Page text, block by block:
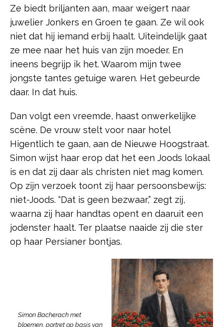
Ze biedt briljanten aan, maar weigert naar
juwelier Jonkers en Groen te gaan. Ze wil ook
niet dat hij iemand erbij haalt. Uiteindelijk gaat
ze mee naar het huis van zijn moeder. En
ineens begrijp ik het. Waarom mijn twee
jongste tantes getuige waren. Het gebeurde
daar. In dat huis.
Dan volgt een vreemde, haast onwerkelijke
scène. De vrouw stelt voor naar hotel
Higentlich te gaan, aan de Nieuwe Hoogstraat.
Simon wijst haar erop dat het een Joods lokaal
is en dat zij daar als christen niet mag komen.
Op zijn verzoek toont zij haar persoonsbewijs:
niet-Joods. “Dat is geen bezwaar,” zegt zij,
waarna zij haar handtas opent en daaruit een
jodenster haalt. Ter plaatse naaide zij die ster
op haar Persianer bontjas.
Simon Bacherach met
bloemen, portret op basis van